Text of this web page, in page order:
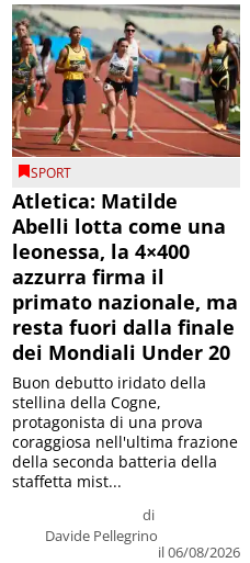
SPORT
Atletica: Matilde
Abelli lotta come una
leonessa, la 4×400
azzurra firma il
primato nazionale, ma
resta fuori dalla finale
dei Mondiali Under 20
di
Davide Pellegrino
il 06/08/2026
Buon debutto iridato della
stellina della Cogne,
protagonista di una prova
coraggiosa nell'ultima frazione
della seconda batteria della
staffetta mist...